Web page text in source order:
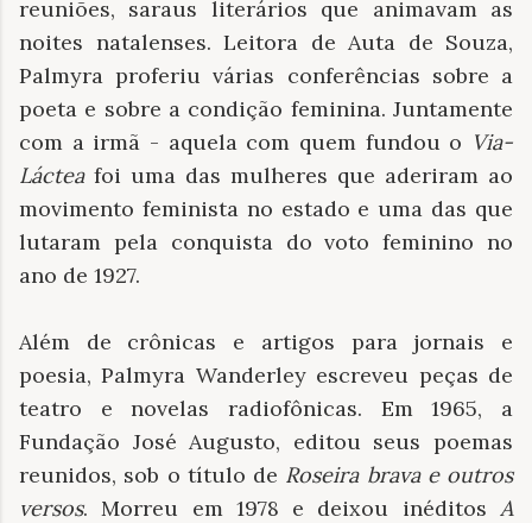
reuniões, saraus literários que animavam as
noites natalenses. Leitora de Auta de Souza,
Palmyra proferiu várias conferências sobre a
poeta e sobre a condição feminina. Juntamente
com a irmã - aquela com quem fundou o Via-
Lácteafoi uma das mulheres que aderiram ao
movimento feminista no estado e uma das que
lutaram pela conquista do voto feminino no
ano de 1927.
Além de crônicas e artigos para jornais e
poesia, Palmyra Wanderley escreveu peças de
teatro e novelas radiofônicas. Em 1965, a
Fundação José Augusto, editou seus poemas
reunidos, sob o título de Roseira brava e outros
versos. Morreu em 1978 e deixou inéditos A